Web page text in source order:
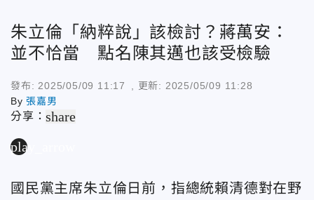
朱立倫「納粹說」該檢討？蔣萬安：
並不恰當 點名陳其邁也該受檢驗
發布: 2025/05/09 11:17 , 更新: 2025/05/09 11:28
By張嘉男
分享：share
play_arrow
國民黨主席朱立倫日前，指總統賴清德對在野